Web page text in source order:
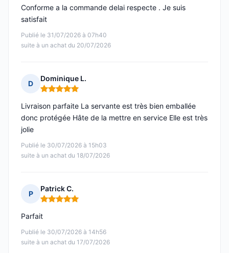
Publié le 31/07/2026 à 07h40
suite à un achat du 20/07/2026
Conforme a la commande delai respecte . Je suis
satisfait
D
Dominique L.
Note : 5 sur 5
Publié le 30/07/2026 à 15h03
suite à un achat du 18/07/2026
Livraison parfaite La servante est très bien emballée
donc protégée Hâte de la mettre en service Elle est très
jolie
P
Patrick C.
Note : 5 sur 5
Publié le 30/07/2026 à 14h56
suite à un achat du 17/07/2026
Parfait